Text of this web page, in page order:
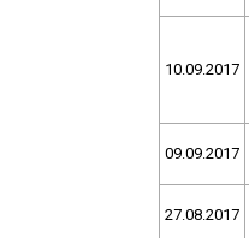
10.09.2017
09.09.2017
27.08.2017